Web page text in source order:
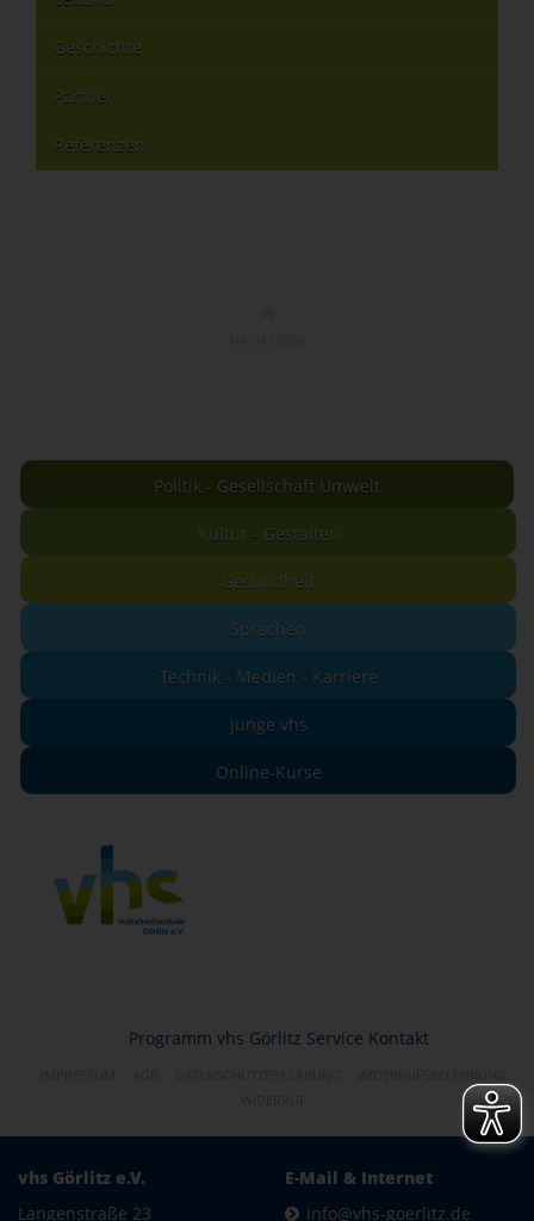
Geschichte
Partner
Referenzen
Politik - Gesellschaft Umwelt
Kultur - Gestalten
Gesundheit
Sprachen
Technik - Medien - Karriere
junge vhs
Online-Kurse
Programm vhs Görlitz Service Kontakt
vhs Görlitz e.V.
Langenstraße 23
E-Mail & Internet
info@vhs-goerlitz.de